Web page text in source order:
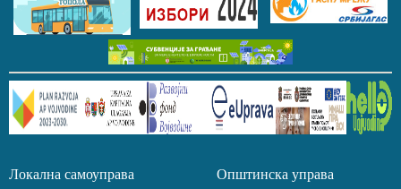
Локална самоуправа Општинска управа